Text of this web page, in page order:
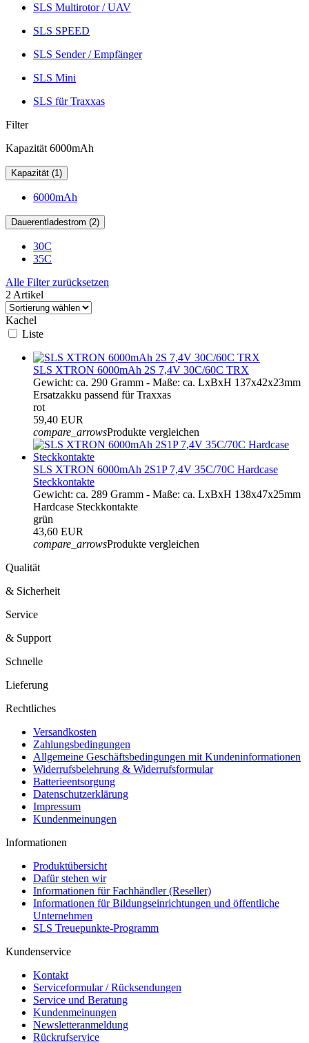
SLS Multirotor / UAV
SLS SPEED
SLS Sender / Empfänger
SLS Mini
SLS für Traxxas
Filter
Kapazität 6000mAh
Kapazität (1)
6000mAh
Dauerentladestrom (2)
30C
35C
Alle Filter zurücksetzen
2 Artikel
Kachel
Liste
SLS XTRON 6000mAh 2S 7,4V 30C/60C TRX
Gewicht: ca. 290 Gramm - Maße: ca. LxBxH 137x42x23mm
Ersatzakku passend für Traxxas
rot
59,40 EUR
compare_arrowsProdukte vergleichen
SLS XTRON 6000mAh 2S1P 7,4V 35C/70C Hardcase
Steckkontakte
Gewicht: ca. 289 Gramm - Maße: ca. LxBxH 138x47x25mm
Hardcase Steckkontakte
grün
43,60 EUR
compare_arrowsProdukte vergleichen
Qualität
& Sicherheit
Service
& Support
Schnelle
Lieferung
Rechtliches
Versandkosten
Zahlungsbedingungen
Allgemeine Geschäftsbedingungen mit Kundeninformationen
Widerrufsbelehrung & Widerrufsformular
Batterieentsorgung
Datenschutzerklärung
Impressum
Kundenmeinungen
Informationen
Produktübersicht
Dafür stehen wir
Informationen für Fachhändler (Reseller)
Informationen für Bildungseinrichtungen und öffentliche
Unternehmen
SLS Treuepunkte-Programm
Kundenservice
Kontakt
Serviceformular / Rücksendungen
Service und Beratung
Kundenmeinungen
Newsletteranmeldung
Rückrufservice